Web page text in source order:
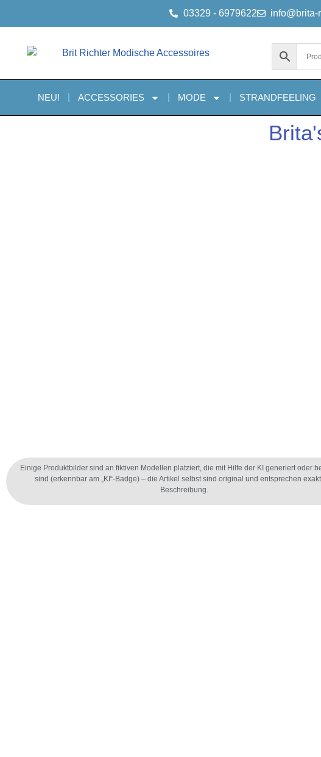
03329 - 6979622 info@brita-
NEU! ACCESSORIES MODE STRANDFEELING
Einige Produktbilder sind an fiktiven Modellen platziert, die mit Hilfe der KI generiert oder
sind (erkennbar am „KI“-Badge) – die Artikel selbst sind original und entsprechen
Beschreibung.